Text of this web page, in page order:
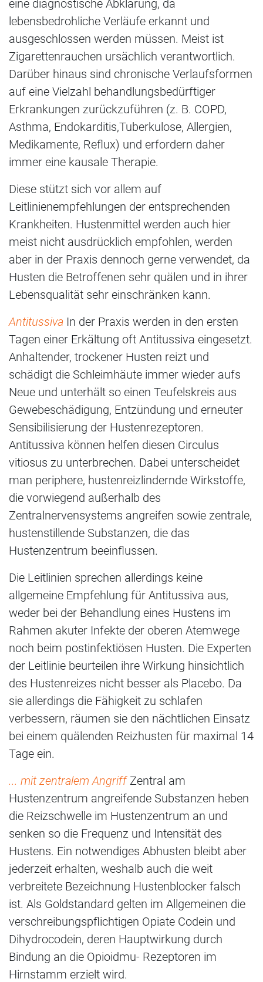
eine diagnostische Abklärung, da
lebensbedrohliche Verläufe erkannt und
ausgeschlossen werden müssen. Meist ist
Zigarettenrauchen ursächlich verantwortlich.
Darüber hinaus sind chronische Verlaufsformen
auf eine Vielzahl behandlungsbedürftiger
Erkrankungen zurückzuführen (z. B. COPD,
Asthma, Endokarditis,Tuberkulose, Allergien,
Medikamente, Reflux) und erfordern daher
immer eine kausale Therapie.
Diese stützt sich vor allem auf
Leitlinienempfehlungen der entsprechenden
Krankheiten. Hustenmittel werden auch hier
meist nicht ausdrücklich empfohlen, werden
aber in der Praxis dennoch gerne verwendet, da
Husten die Betroffenen sehr quälen und in ihrer
Lebensqualität sehr einschränken kann.
Antitussiva In der Praxis werden in den ersten
Tagen einer Erkältung oft Antitussiva eingesetzt.
Anhaltender, trockener Husten reizt und
schädigt die Schleimhäute immer wieder aufs
Neue und unterhält so einen Teufelskreis aus
Gewebeschädigung, Entzündung und erneuter
Sensibilisierung der Hustenrezeptoren.
Antitussiva können helfen diesen Circulus
vitiosus zu unterbrechen. Dabei unterscheidet
man periphere, hustenreizlindernde Wirkstoffe,
die vorwiegend außerhalb des
Zentralnervensystems angreifen sowie zentrale,
hustenstillende Substanzen, die das
Hustenzentrum beeinflussen.
Die Leitlinien sprechen allerdings keine
allgemeine Empfehlung für Antitussiva aus,
weder bei der Behandlung eines Hustens im
Rahmen akuter Infekte der oberen Atemwege
noch beim postinfektiösen Husten. Die Experten
der Leitlinie beurteilen ihre Wirkung hinsichtlich
des Hustenreizes nicht besser als Placebo. Da
sie allerdings die Fähigkeit zu schlafen
verbessern, räumen sie den nächtlichen Einsatz
bei einem quälenden Reizhusten für maximal 14
Tage ein.
... mit zentralem AngriffZentral am
Hustenzentrum angreifende Substanzen heben
die Reizschwelle im Hustenzentrum an und
senken so die Frequenz und Intensität des
Hustens. Ein notwendiges Abhusten bleibt aber
jederzeit erhalten, weshalb auch die weit
verbreitete Bezeichnung Hustenblocker falsch
ist. Als Goldstandard gelten im Allgemeinen die
verschreibungspflichtigen Opiate Codein und
Dihydrocodein, deren Hauptwirkung durch
Bindung an die Opioidmu- Rezeptoren im
Hirnstamm erzielt wird.